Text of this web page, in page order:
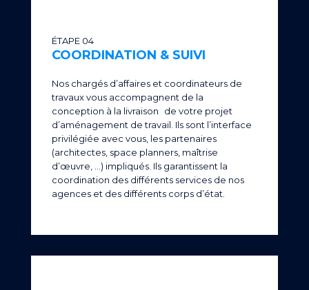
ÉTAPE 04
COORDINATION & SUIVI
Nos chargés d’affaires et coordinateurs de
travaux vous accompagnent de la
conception à la livraison de votre projet
d’aménagement de travail. Ils sont l’interface
privilégiée avec vous, les partenaires
(architectes, space planners, maîtrise
d’œuvre, …) impliqués. Ils garantissent la
coordination des différents services de nos
agences et des différents corps d’état.